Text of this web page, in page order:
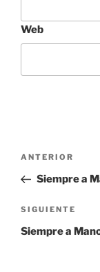
Web
Navegación
entradas
Entrada
anterior:
ANTERIOR
Siempre a
Siguiente
entrada
SIGUIENTE
Siempre a